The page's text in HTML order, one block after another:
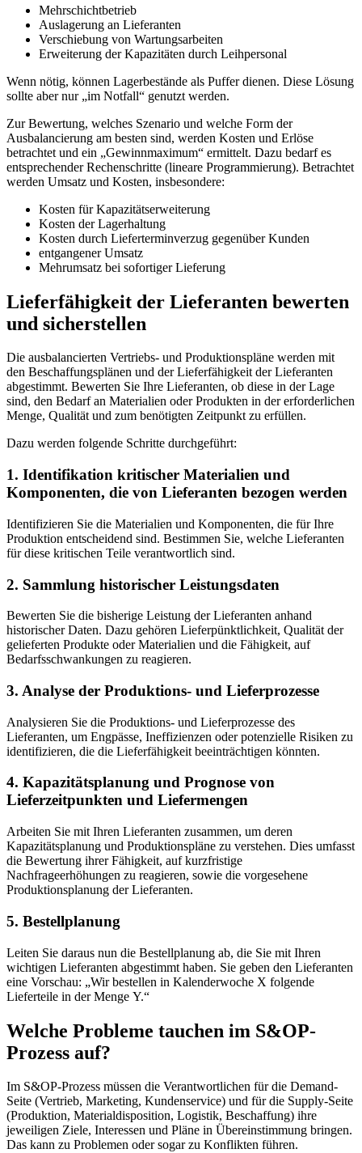
Mehrschichtbetrieb
Auslagerung an Lieferanten
Verschiebung von Wartungsarbeiten
Erweiterung der Kapazitäten durch Leihpersonal
Wenn nötig, können Lagerbestände als Puffer dienen. Diese Lösung
sollte aber nur „im Notfall“ genutzt werden.
Zur Bewertung, welches Szenario und welche Form der
Ausbalancierung am besten sind, werden Kosten und Erlöse
betrachtet und ein „Gewinnmaximum“ ermittelt. Dazu bedarf es
entsprechender Rechenschritte (lineare Programmierung). Betrachtet
werden Umsatz und Kosten, insbesondere:
Kosten für Kapazitätserweiterung
Kosten der Lagerhaltung
Kosten durch Lieferterminverzug gegenüber Kunden
entgangener Umsatz
Mehrumsatz bei sofortiger Lieferung
Lieferfähigkeit der Lieferanten bewerten
und sicherstellen
Die ausbalancierten Vertriebs- und Produktionspläne werden mit
den Beschaffungsplänen und der Lieferfähigkeit der Lieferanten
abgestimmt. Bewerten Sie Ihre Lieferanten, ob diese in der Lage
sind, den Bedarf an Materialien oder Produkten in der erforderlichen
Menge, Qualität und zum benötigten Zeitpunkt zu erfüllen.
Dazu werden folgende Schritte durchgeführt:
1. Identifikation kritischer Materialien und
Komponenten, die von Lieferanten bezogen werden
Identifizieren Sie die Materialien und Komponenten, die für Ihre
Produktion entscheidend sind. Bestimmen Sie, welche Lieferanten
für diese kritischen Teile verantwortlich sind.
2. Sammlung historischer Leistungsdaten
Bewerten Sie die bisherige Leistung der Lieferanten anhand
historischer Daten. Dazu gehören Lieferpünktlichkeit, Qualität der
gelieferten Produkte oder Materialien und die Fähigkeit, auf
Bedarfsschwankungen zu reagieren.
3. Analyse der Produktions- und Lieferprozesse
Analysieren Sie die Produktions- und Lieferprozesse des
Lieferanten, um Engpässe, Ineffizienzen oder potenzielle Risiken zu
identifizieren, die die Lieferfähigkeit beeinträchtigen könnten.
4. Kapazitätsplanung und Prognose von
Lieferzeitpunkten und Liefermengen
Arbeiten Sie mit Ihren Lieferanten zusammen, um deren
Kapazitätsplanung und Produktionspläne zu verstehen. Dies umfasst
die Bewertung ihrer Fähigkeit, auf kurzfristige
Nachfrageerhöhungen zu reagieren, sowie die vorgesehene
Produktionsplanung der Lieferanten.
5. Bestellplanung
Leiten Sie daraus nun die Bestellplanung ab, die Sie mit Ihren
wichtigen Lieferanten abgestimmt haben. Sie geben den Lieferanten
eine Vorschau: „Wir bestellen in Kalenderwoche X folgende
Lieferteile in der Menge Y.“
Welche Probleme tauchen im S&OP-
Prozess auf?
Im S&OP-Prozess müssen die Verantwortlichen für die Demand-
Seite (Vertrieb, Marketing, Kundenservice) und für die Supply-Seite
(Produktion, Materialdisposition, Logistik, Beschaffung) ihre
jeweiligen Ziele, Interessen und Pläne in Übereinstimmung bringen.
Das kann zu Problemen oder sogar zu Konflikten führen.